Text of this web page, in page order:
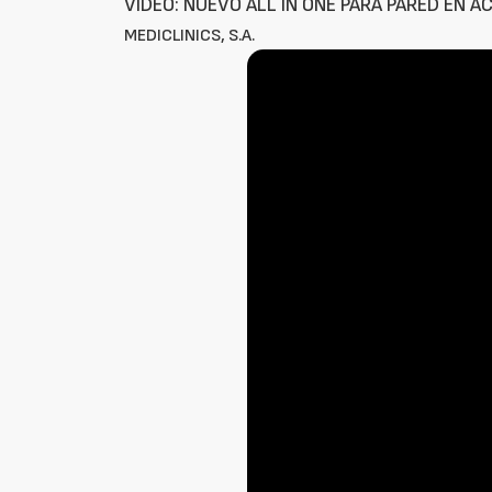
VÍDEO: NUEVO ALL IN ONE PARA PARED EN
MEDICLINICS, S.A.